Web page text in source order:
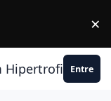
×
Hipertrofia.org
Entre